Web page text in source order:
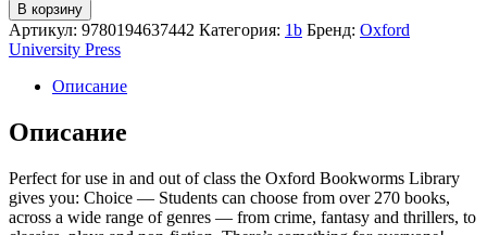
В корзину
Артикул: 9780194637442 Категория: 1b Бренд: Oxford
University Press
Описание
Описание
Perfect for use in and out of class the Oxford Bookworms Library
gives you: Choice — Students can choose from over 270 books,
across a wide range of genres — from crime, fantasy and thrillers, to